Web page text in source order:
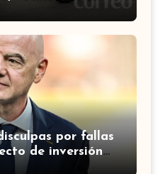
a heridos
por fallas
de inversión